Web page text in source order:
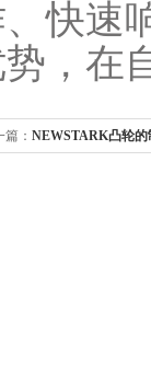
快速
，在
篇： NEWSTARK凸轮